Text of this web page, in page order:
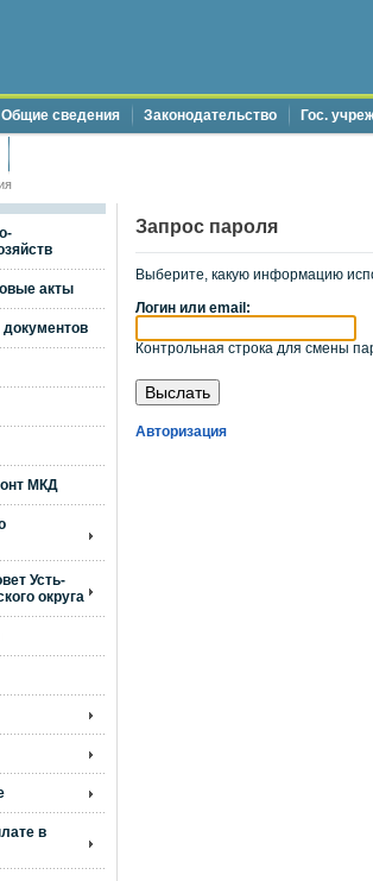
Общие сведения Законодательство Гос.
акты
МКД
Усть-
округа
в
Запрос пароля
Выберите, какую информацию
Логин или email:
Контрольная строка для смены
Авторизация